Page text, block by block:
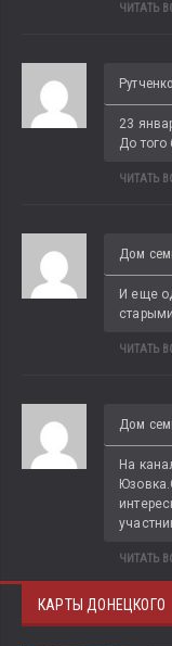
ЧИТАТЬ
23
До того
ЧИТАТЬ
Дом
И еще
ЧИТАТЬ
Дом
На
ЧИТАТЬ
КАРТЫ ДОНЕЦКОГО